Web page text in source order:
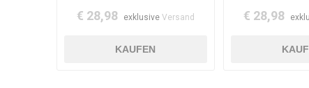
€ 28,98 exklusive Versand € 28,98